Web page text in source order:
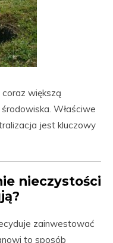
większą
Właściwe
jest kluczowy
nieczystości
zainwestować
to sposób